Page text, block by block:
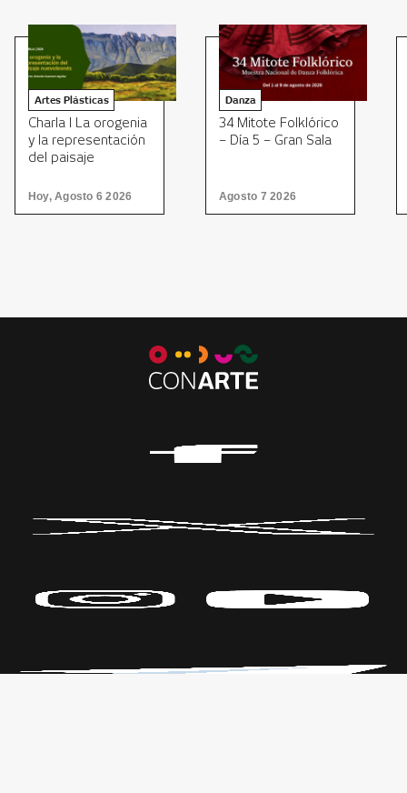
Artes Plásticas
Charla I La orogenia
y la representación
del paisaje
Hoy, Agosto 6 2026
Danza
34 Mitote Folklórico
– Día 5 – Gran Sala
Agosto 7 2026